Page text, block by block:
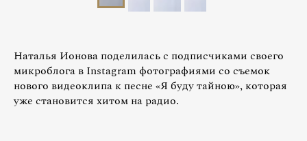
Наталья Ионова поделилась с подписчиками своего
микроблога в Instagram фотографиями со съемок
нового видеоклипа к песне «Я буду тайною», которая
уже становится хитом на радио.